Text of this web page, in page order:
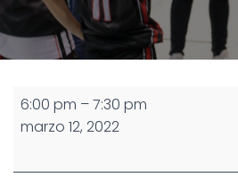
Partido
Infantil
6:00 pm –7:30 pm
marzo 12, 2022